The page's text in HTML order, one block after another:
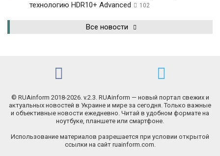
технологию HDR10+ Advanced
102
Все новости
© RUAinform 2018-2026. v.2.3. RUAinform — новый портал свежих и
актуальных новостей в Украине и мире за сегодня. Только важные
и объективные новости ежедневно. Читай в удобном формате на
ноутбуке, планшете или смартфоне.
Использование материалов разрешается при условии открытой
ссылки на сайт ruainform.com.